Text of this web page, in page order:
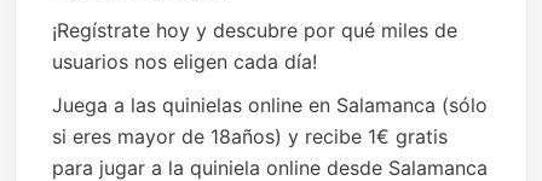
¡Regístrate hoy y descubre por qué miles de
usuarios nos eligen cada día!
Juega a las quinielas online en Salamanca (sólo
si eres mayor de 18años) y recibe 1€ gratis
para jugar a la quiniela online desde Salamanca